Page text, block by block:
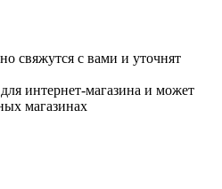
свяжутся с вами и уточнят
интернет-магазина и может
магазинах